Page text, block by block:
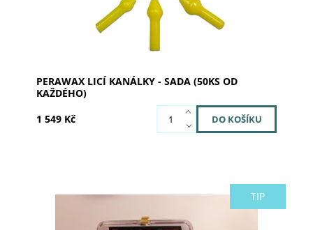
PERAWAX LICÍ KANÁLKY - SADA (50KS OD
KAŽDÉHO)
1 549 Kč
TIP
Modelovací vosky - sada